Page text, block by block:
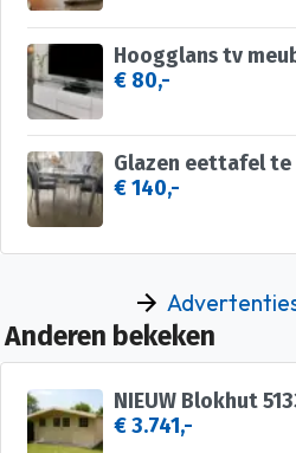
Hoogglans tv
€ 80,-
Glazen eettafel te
€ 140,-
Anderen bekeken
NIEUW Blokhut
€ 3.741,-